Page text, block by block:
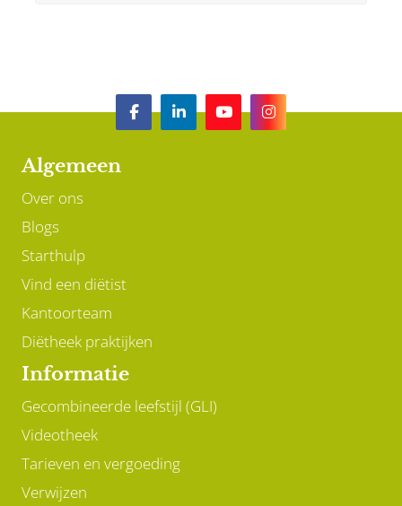
Algemeen
Over ons
Blogs
Starthulp
Vind een diëtist
Kantoorteam
Diëtheek praktijken
Informatie
Gecombineerde leefstijl (GLI)
Videotheek
Tarieven en vergoeding
Verwijzen